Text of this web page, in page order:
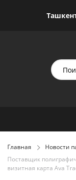
Главная
Новости
Поставщик
визитная карта Ava